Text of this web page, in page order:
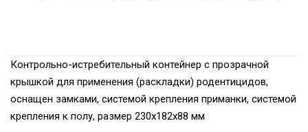
Контрольно-истребительный контейнер с прозрачной
крышкой для применения (раскладки) родентицидов,
оснащен замками, системой крепления приманки, системой
крепления к полу, размер 230х182х88 мм